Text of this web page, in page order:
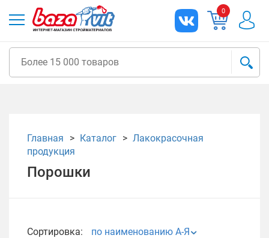
0
Главная Каталог
Лакокрасочная
продукция
Порошки
Сортировка: по наименованию А-Я